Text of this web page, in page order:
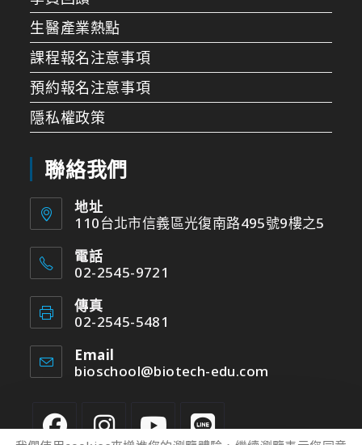
生醫產業熱點
課程報名注意事項
預約報名注意事項
隱私權政策
聯絡我們
地址
110台北市信義區光復南路495號9樓之5
電話
02-2545-9721
傳真
02-2545-5481
Email
bioschool@biotech-edu.com